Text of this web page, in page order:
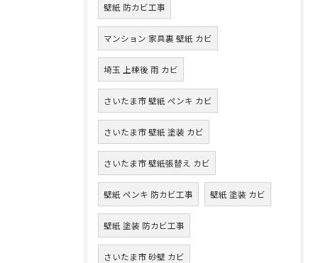
壁紙 防カビ工事
マンション 家具裏 壁紙 カビ
埼玉 上棟後 雨 カビ
さいたま市 壁紙 ペンキ カビ
さいたま市 壁紙 塗装 カビ
さいたま市 壁紙張替え カビ
壁紙 ペンキ 防カビ工事 壁紙 塗装 カビ
壁紙 塗装 防カビ工事
さいたま市 砂壁 カビ